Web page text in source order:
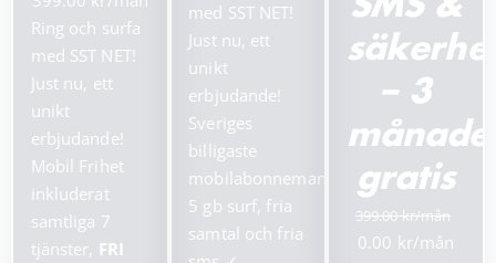
ursprungliga
priset
var:
799.00 kr.
priset
399.00 kr.
Ring och surfa
med SST NET!
Just nu, ett
unikt
erbjudande!
Mobil Frihet
inkluderat
samtliga 7
tjänster, FRI
priset
var:
199.00 kr.
99.00 kr.
med SST NET!
Just nu, ett
unikt
erbjudande!
Sveriges
billigaste
mobilabonnemang!
5 gb surf, fria
samtal och fria
SMS &
– 3
gratis
399.00
Det
0.00